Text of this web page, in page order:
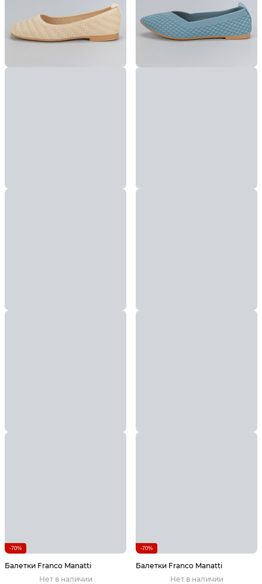
-70%
Балетки Franco Manatti
Нет в наличии
-70%
Балетки Franco Manatti
Нет в наличии